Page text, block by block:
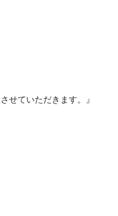
せていただきます。』